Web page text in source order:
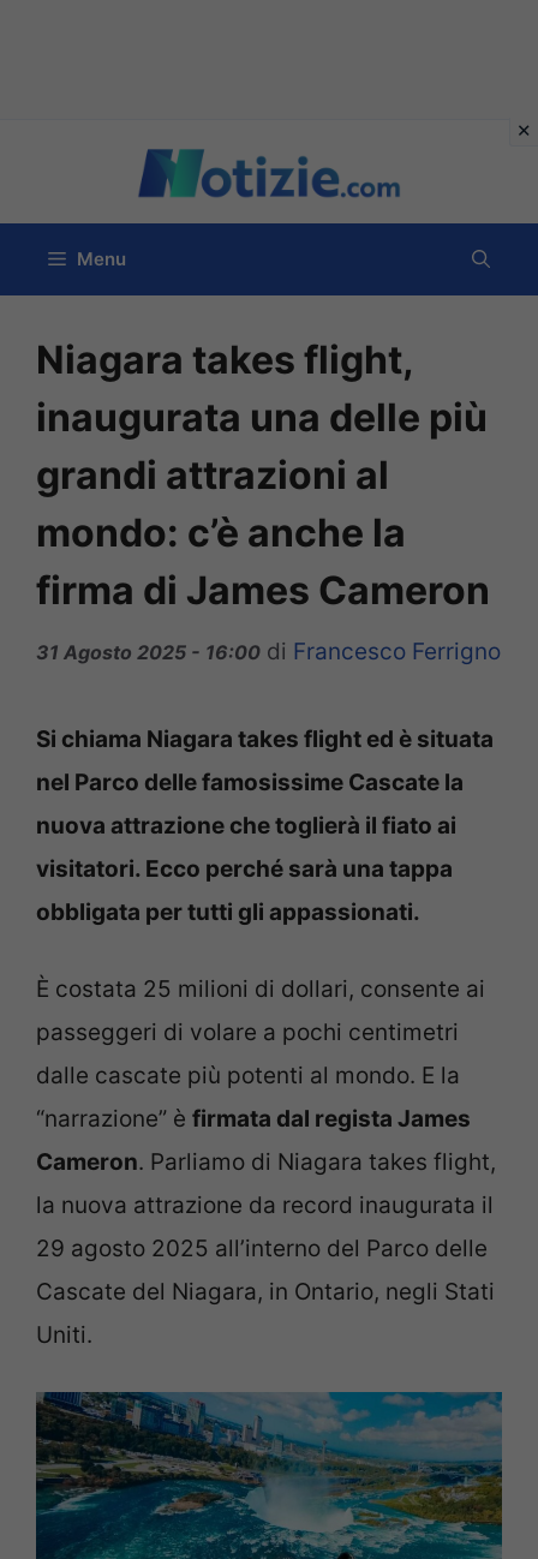
contenuto
Menu
Niagara takes flight,
inaugurata una delle più
grandi attrazioni al
mondo: c’è anche la
firma di James Cameron
31 Agosto 2025 - 16:00 di Francesco Ferrigno
Si chiama Niagara takes flight ed è situata
nel Parco delle famosissime Cascate la
nuova attrazione che toglierà il fiato ai
visitatori. Ecco perché sarà una tappa
obbligata per tutti gli appassionati.
È costata 25 milioni di dollari, consente ai
passeggeri di volare a pochi centimetri
dalle cascate più potenti al mondo. E la
“narrazione” è firmata dal regista James
Cameron. Parliamo di Niagara takes flight,
la nuova attrazione da record inaugurata il
29 agosto 2025 all’interno del Parco delle
Cascate del Niagara, in Ontario, negli Stati
Uniti.